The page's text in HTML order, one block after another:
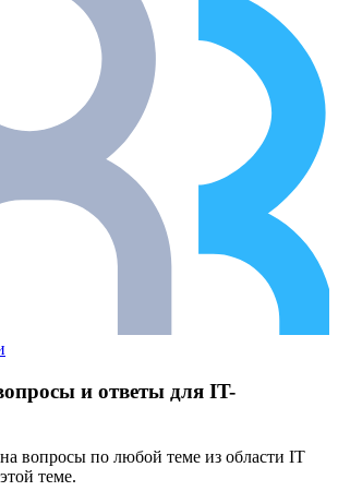
и ответы для IT-
вопросы по любой теме из области IT
теме.